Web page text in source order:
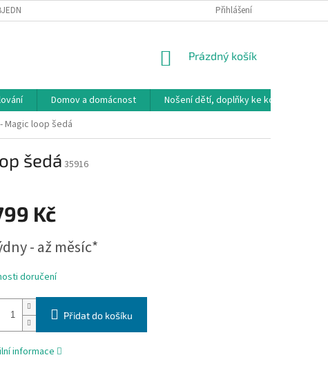
DOPRAVA, PLATBY A
Přihlášení
NÁKUPNÍ
Prázdný košík
Domov a domácnost
Nošení dětí, doplňky ke kočárkům
Magic loop šedá
šedá 35916
Kč
- až měsíc*
doručení
Přidat do košíku
informace